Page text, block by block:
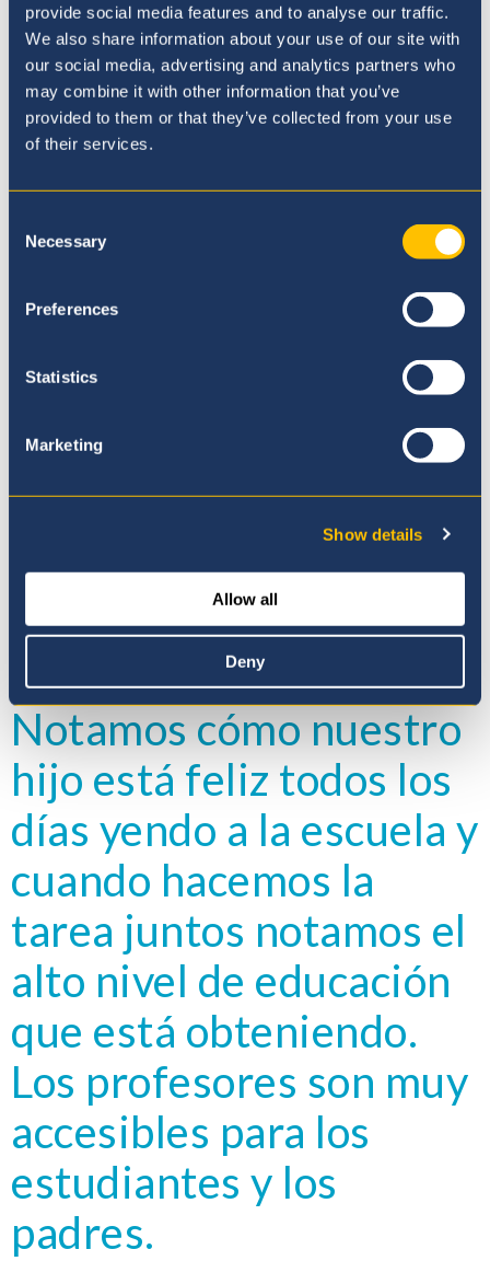
provide social media features and to analyse our traffic.
We also share information about your use of our site with
our social media, advertising and analytics partners who
may combine it with other information that you’ve
provided to them or that they’ve collected from your use
of their services.
Selection
Necessary
Preferences
Statistics
Marketing
Show details
Allow all
Deny
ALFRI - The Bell Foundation
Accreditation by Language for Results
acreditación de la Fundación Bell para
escuelas internacionales diseñado para
reconocido y confiable en la provisión de
Notamos cómo nuestro
hijo está feliz todos los
días yendo a la escuela y
cuando hacemos la
tarea juntos notamos el
alto nivel de educación
que está obteniendo.
Los profesores son muy
accesibles para los
estudiantes y los
padres.